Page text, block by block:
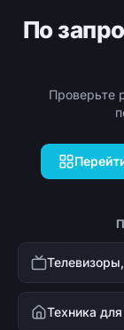
По
Проверьте
Техника